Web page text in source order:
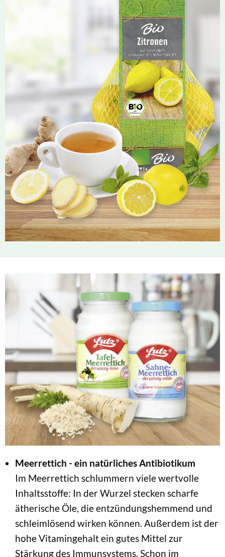
Meerrettich - ein natürliches Antibiotikum
Im Meerrettich schlummern viele wertvolle
Inhaltsstoffe: In der Wurzel stecken scharfe
ätherische Öle, die entzündungshemmend und
schleimlösend wirken können. Außerdem ist der
hohe Vitamingehalt ein gutes Mittel zur
Stärkung des Immunsystems. Schon im